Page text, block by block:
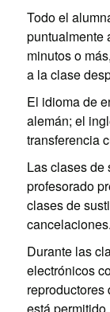
Todo el
puntualmente
minutos o
a la clase
El idioma de
alemán; el
transferencia
Las clases de
profesorado
clases de
cancelaciones.
Durante las
electrónicos
reproductores
está